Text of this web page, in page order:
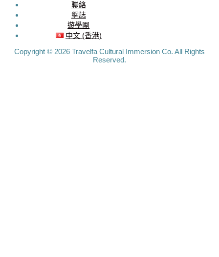
聯絡
網誌
遊學團
中文 (香港)
Copyright © 2026 Travelfa Cultural Immersion Co. All Rights
Reserved.